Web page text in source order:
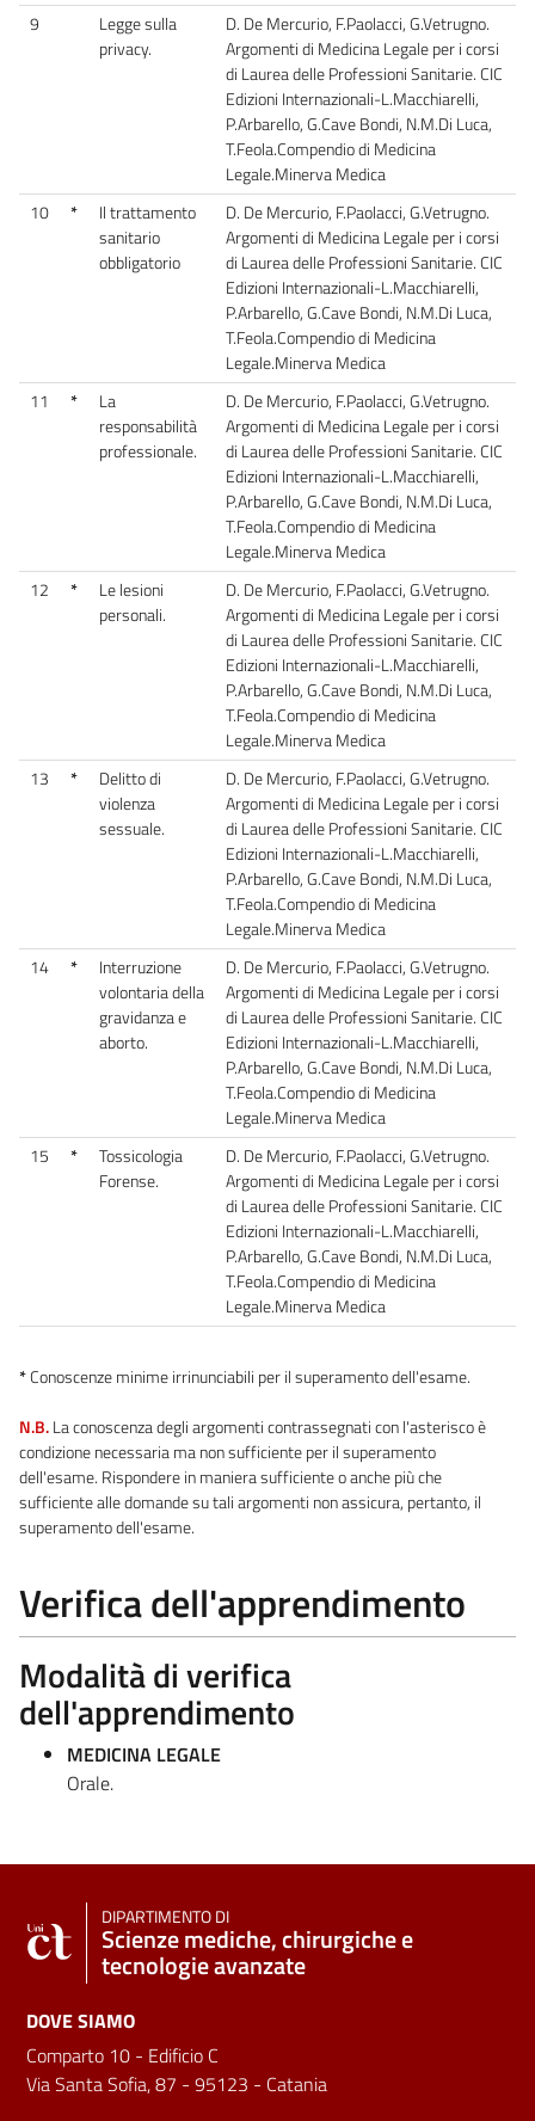
9
Legge sulla
privacy.
D. De Mercurio, F.Paolacci, G.Vetrugno.
Argomenti di Medicina Legale per i corsi
di Laurea delle Professioni Sanitarie. CIC
Edizioni Internazionali-L.Macchiarelli,
P.Arbarello, G.Cave Bondi, N.M.Di Luca,
T.Feola.Compendio di Medicina
Legale.Minerva Medica
10
*
Il trattamento
sanitario
obbligatorio
D. De Mercurio, F.Paolacci, G.Vetrugno.
Argomenti di Medicina Legale per i corsi
di Laurea delle Professioni Sanitarie. CIC
Edizioni Internazionali-L.Macchiarelli,
P.Arbarello, G.Cave Bondi, N.M.Di Luca,
T.Feola.Compendio di Medicina
Legale.Minerva Medica
11
*
La
responsabilità
professionale.
D. De Mercurio, F.Paolacci, G.Vetrugno.
Argomenti di Medicina Legale per i corsi
di Laurea delle Professioni Sanitarie. CIC
Edizioni Internazionali-L.Macchiarelli,
P.Arbarello, G.Cave Bondi, N.M.Di Luca,
T.Feola.Compendio di Medicina
Legale.Minerva Medica
12
*
Le lesioni
personali.
D. De Mercurio, F.Paolacci, G.Vetrugno.
Argomenti di Medicina Legale per i corsi
di Laurea delle Professioni Sanitarie. CIC
Edizioni Internazionali-L.Macchiarelli,
P.Arbarello, G.Cave Bondi, N.M.Di Luca,
T.Feola.Compendio di Medicina
Legale.Minerva Medica
13
*
Delitto di
violenza
sessuale.
D. De Mercurio, F.Paolacci, G.Vetrugno.
Argomenti di Medicina Legale per i corsi
di Laurea delle Professioni Sanitarie. CIC
Edizioni Internazionali-L.Macchiarelli,
P.Arbarello, G.Cave Bondi, N.M.Di Luca,
T.Feola.Compendio di Medicina
Legale.Minerva Medica
14
*
Interruzione
volontaria della
gravidanza e
aborto.
D. De Mercurio, F.Paolacci, G.Vetrugno.
Argomenti di Medicina Legale per i corsi
di Laurea delle Professioni Sanitarie. CIC
Edizioni Internazionali-L.Macchiarelli,
P.Arbarello, G.Cave Bondi, N.M.Di Luca,
T.Feola.Compendio di Medicina
Legale.Minerva Medica
15
*
Tossicologia
Forense.
D. De Mercurio, F.Paolacci, G.Vetrugno.
Argomenti di Medicina Legale per i corsi
di Laurea delle Professioni Sanitarie. CIC
Edizioni Internazionali-L.Macchiarelli,
P.Arbarello, G.Cave Bondi, N.M.Di Luca,
T.Feola.Compendio di Medicina
Legale.Minerva Medica
*Conoscenze minime irrinunciabili per il superamento dell'esame.
N.B.La conoscenza degli argomenti contrassegnati con l'asterisco è
condizione necessaria ma non sufficiente per il superamento
dell'esame. Rispondere in maniera sufficiente o anche più che
sufficiente alle domande su tali argomenti non assicura, pertanto, il
superamento dell'esame.
Verifica dell'apprendimento
Modalità di verifica
dell'apprendimento
MEDICINA LEGALE
Orale.
DIPARTIMENTO DI
Scienze mediche, chirurgiche e
tecnologie avanzate
DOVE SIAMO
Comparto 10 - Edificio C
Via Santa Sofia, 87 - 95123 - Catania